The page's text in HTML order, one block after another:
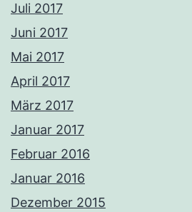
Juli 2017
Juni 2017
Mai 2017
April 2017
März 2017
Januar 2017
Februar 2016
Januar 2016
Dezember 2015